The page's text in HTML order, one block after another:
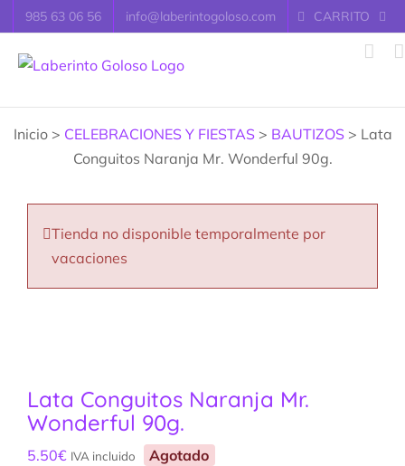
Saltar
al
contenido
985 63 06 56 info@laberintogoloso.com CARRITO
Inicio > CELEBRACIONES Y FIESTAS> BAUTIZOS> Lata
Conguitos Naranja Mr. Wonderful 90g.
Tienda no disponible temporalmente por
vacaciones
Lata Conguitos Naranja Mr.
Wonderful 90g.
5.50€ IVA incluido Agotado